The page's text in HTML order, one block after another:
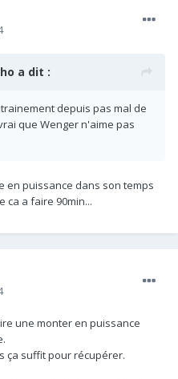
a dit :
depuis pas mal de
que Wenger n'aime pas
en puissance dans son temps
ca a faire 90min...
une monter en puissance
ça suffit pour récupérer.